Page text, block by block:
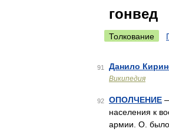
гонвед
Толкование
91 Данило
Википедия
92 ОПОЛЧЕНИЕ
населения к
армии. О. было